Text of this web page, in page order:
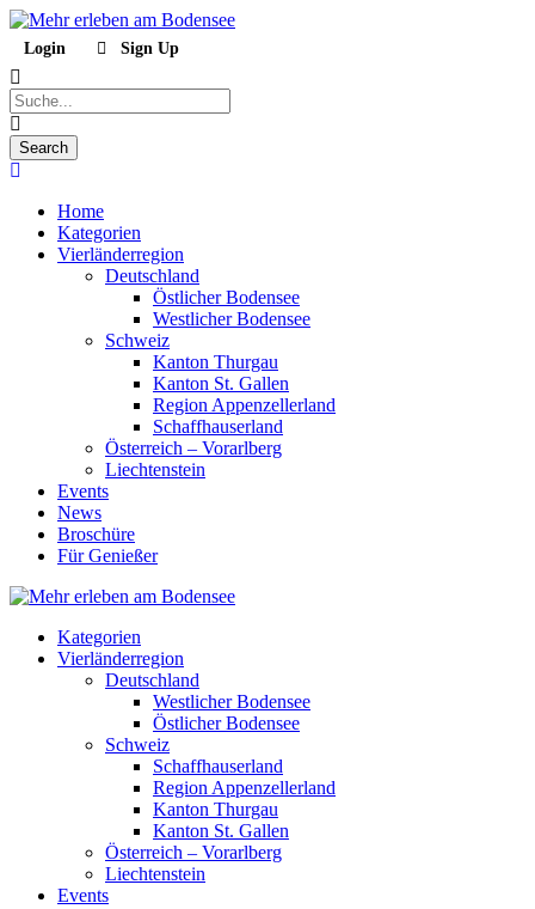
Login Sign Up
Home
Kategorien
Vierländerregion
Deutschland
Östlicher Bodensee
Westlicher Bodensee
Schweiz
Kanton Thurgau
Kanton St. Gallen
Region Appenzellerland
Schaffhauserland
Österreich – Vorarlberg
Liechtenstein
Events
News
Broschüre
Für Genießer
Kategorien
Vierländerregion
Deutschland
Westlicher Bodensee
Östlicher Bodensee
Schweiz
Schaffhauserland
Region Appenzellerland
Kanton Thurgau
Kanton St. Gallen
Österreich – Vorarlberg
Liechtenstein
Events